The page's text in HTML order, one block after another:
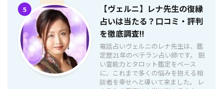
5
【ヴェルニ】レナ先生の復縁
占いは当たる？口コミ・評判
を徹底調査!!
電話占いヴェルニのレナ先生は、鑑
定歴21年のベテラン占い師です。 鋭
い霊能力とタロット鑑定をベース
に、これまで多くの悩みを抱える相
談者を幸せへと導いて来ました。 レ